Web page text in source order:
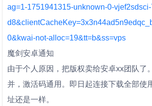
ag=1-1751941315-unknown-0-
0&kwai-not-alloc=19&tt=b&ss=vps
魔剑安卓通知
由于个人原因，把版权卖给安卓xx团队了
并，激活码通用。即日起连接下载全部使
址还是一样。